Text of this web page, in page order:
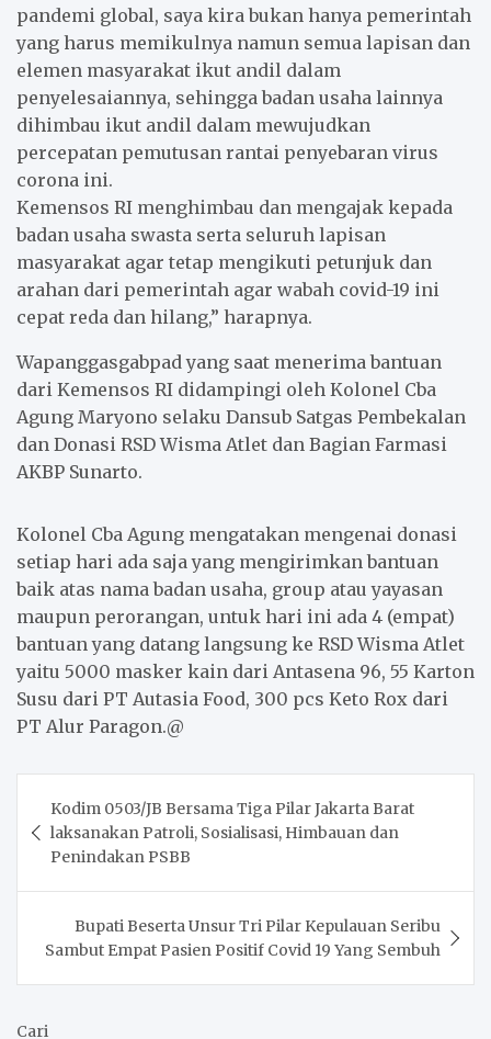
pandemi global, saya kira bukan hanya pemerintah
yang harus memikulnya namun semua lapisan dan
elemen masyarakat ikut andil dalam
penyelesaiannya, sehingga badan usaha lainnya
dihimbau ikut andil dalam mewujudkan
percepatan pemutusan rantai penyebaran virus
corona ini.
Kemensos RI menghimbau dan mengajak kepada
badan usaha swasta serta seluruh lapisan
masyarakat agar tetap mengikuti petunjuk dan
arahan dari pemerintah agar wabah covid-19 ini
cepat reda dan hilang,” harapnya.
Wapanggasgabpad yang saat menerima bantuan
dari Kemensos RI didampingi oleh Kolonel Cba
Agung Maryono selaku Dansub Satgas Pembekalan
dan Donasi RSD Wisma Atlet dan Bagian Farmasi
AKBP Sunarto.
Kolonel Cba Agung mengatakan mengenai donasi
setiap hari ada saja yang mengirimkan bantuan
baik atas nama badan usaha, group atau yayasan
maupun perorangan, untuk hari ini ada 4 (empat)
bantuan yang datang langsung ke RSD Wisma Atlet
yaitu 5000 masker kain dari Antasena 96, 55 Karton
Susu dari PT Autasia Food, 300 pcs Keto Rox dari
PT Alur Paragon.@
navigation
Kodim 0503/JB Bersama Tiga Pilar Jakarta Barat
laksanakan Patroli, Sosialisasi, Himbauan dan
Penindakan PSBB
Bupati Beserta Unsur Tri Pilar Kepulauan Seribu
Sambut Empat Pasien Positif Covid 19 Yang Sembuh
Cari